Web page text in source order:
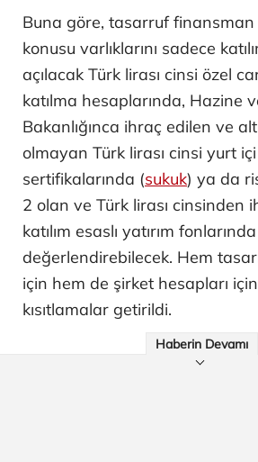
Buna göre, tasarruf finansman
konusu varlıklarını sadece
açılacak Türk lirası cinsi özel
katılma hesaplarında, Hazine
Bakanlığınca ihraç edilen ve
olmayan Türk lirası cinsi yurt
sertifikalarında (sukuk) ya da
2 olan ve Türk lirası cinsinden
katılım esaslı yatırım fonlarında
değerlendirebilecek. Hem
için hem de şirket hesapları
kısıtlamalar getirildi.
Haberin Devamı